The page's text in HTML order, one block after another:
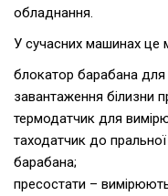
обладнання.
У сучасних машинах це
блокатор барабана
завантаження білизни
термодатчик для
таходатчик до
барабана;
пресостати –